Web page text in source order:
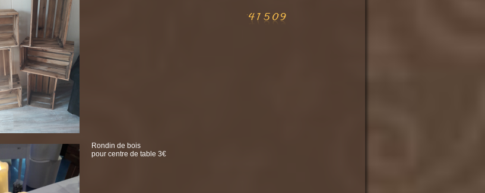
Rondin de bois
pour centre de table 3€